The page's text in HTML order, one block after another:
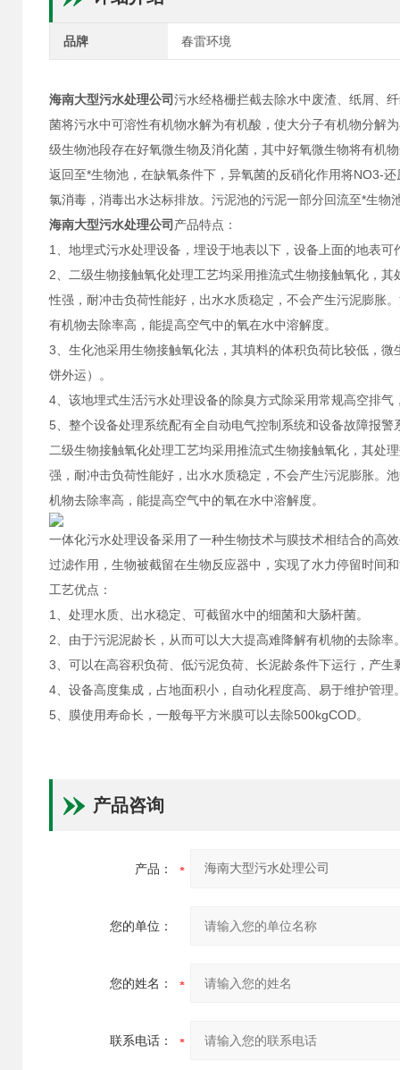
品牌 春雷环境
海南大型污水处理公司污水经格栅拦截去除水中废渣、纸屑、
菌将污水中可溶性有机物水解为有机酸，使大分子有机物分解
级生物池段存在好氧微生物及消化菌，其中好氧微生物将有机
返回至*生物池，在缺氧条件下，异氧菌的反硝化作用将NO3-
氯消毒，消毒出水达标排放。污泥池的污泥一部分回流至*生物
海南大型污水处理公司 产品特点：
1、地埋式污水处理设备，埋设于地表以下，设备上面的地表
2、二级生物接触氧化处理工艺均采用推流式生物接触氧化，
性强，耐冲击负荷性能好，出水水质稳定，不会产生污泥膨胀
有机物去除率高，能提高空气中的氧在水中溶解度。
3、生化池采用生物接触氧化法，其填料的体积负荷比较低，
饼外运）。
4、该地埋式生活污水处理设备的除臭方式除采用常规高空排气
5、整个设备处理系统配有全自动电气控制系统和设备故障报
二级生物接触氧化处理工艺均采用推流式生物接触氧化，其处
强，耐冲击负荷性能好，出水水质稳定，不会产生污泥膨胀。
机物去除率高，能提高空气中的氧在水中溶解度。
一体化污水处理设备采用了一种生物技术与膜技术相结合的高
过滤作用，生物被截留在生物反应器中，实现了水力停留时间
工艺优点：
1、处理水质、出水稳定、可截留水中的细菌和大肠杆菌。
2、由于污泥泥龄长，从而可以大大提高难降解有机物的去除率
3、可以在高容积负荷、低污泥负荷、长泥龄条件下运行，产
4、设备高度集成，占地面积小，自动化程度高、易于维护管理
5、膜使用寿命长，一般每平方米膜可以去除500kgCOD。
产品咨询
产品：
您的单位：
您的姓名：
联系电话：